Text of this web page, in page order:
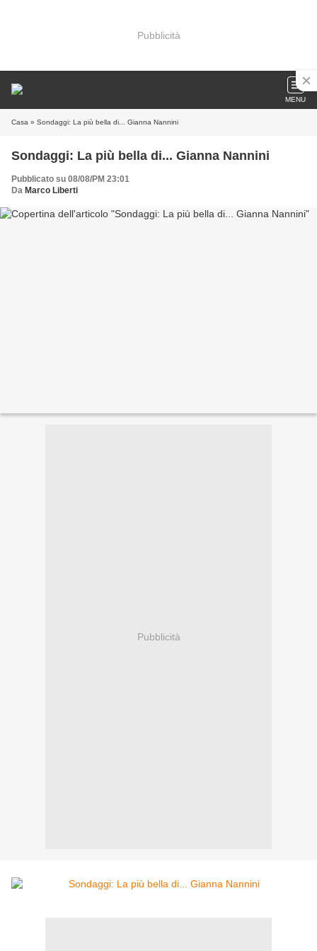
Pubblicità
MENU
Casa » Sondaggi: La più bella di... Gianna Nannini
Sondaggi: La più bella di... Gianna Nannini
Pubblicato su 08/08/PM 23:01
Da Marco Liberti
Pubblicità